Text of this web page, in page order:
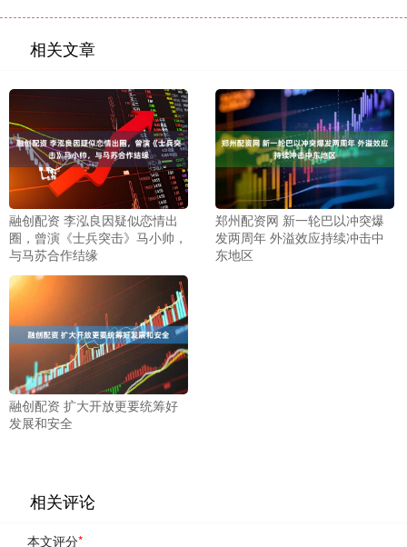
相关文章
融创配资 李泓良因疑似恋情出
圈，曾演《士兵突击》马小帅，
与马苏合作结缘
郑州配资网 新一轮巴以冲突爆
发两周年 外溢效应持续冲击中
东地区
融创配资 扩大开放更要统筹好
发展和安全
相关评论
本文评分*